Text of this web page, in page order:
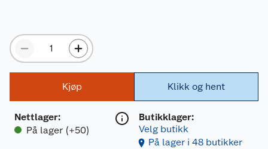
Kjøp
Nettlager:
På lager (+50)
Klikk og hent
Butikklager:
Velg butikk
På lager i 48 butikker